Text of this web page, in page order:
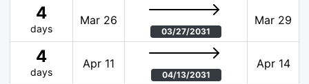
4
days
Mar 26
03/27/2031
Mar 29
4
days
Apr 11
04/13/2031
Apr 14